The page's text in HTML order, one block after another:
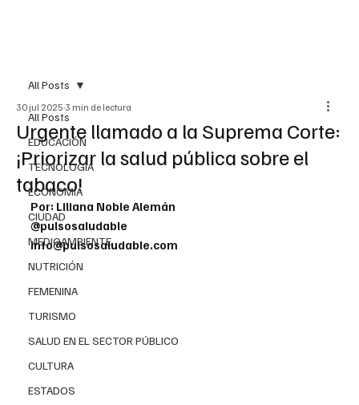
All Posts
EDUCACIÓN
TECNOLOGÍA
ECONOMÍA
CIUDAD
MEDIOAMBIENTE
NUTRICIÓN
FEMENINA
TURISMO
SALUD EN EL SECTOR PÚBLICO
CULTURA
ESTADOS
All Posts
Urgente llamado a la Suprema Corte:
¡Priorizar la salud pública sobre el
tabaco!
30 jul 2025 3 min de lectura
Por: Liliana Noble Alemán
@pulsosaludable
info@pulsosaludable.com